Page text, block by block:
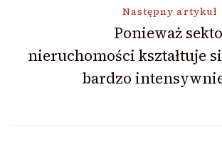
Następny artykuł
Ponieważ
nieruchomości kształtuje
bardzo